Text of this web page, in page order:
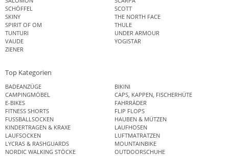
SCHÖFFEL
SCOTT
SKINY
THE NORTH FACE
SPIRIT OF OM
THULE
TUNTURI
UNDER ARMOUR
VAUDE
YOGISTAR
ZIENER
Top Kategorien
BADEANZÜGE
BIKINI
CAMPINGMÖBEL
CAPS, KAPPEN, FISCHERHÜTE
E-BIKES
FAHRRÄDER
FITNESS SHORTS
FLIP FLOPS
FUSSBALLSOCKEN
HAUBEN & MÜTZEN
KINDERTRAGEN & KRAXE
LAUFHOSEN
LAUFSOCKEN
LUFTMATRATZEN
LYCRAS & RASHGUARDS
MOUNTAINBIKE
NORDIC WALKING STÖCKE
OUTDOORSCHUHE